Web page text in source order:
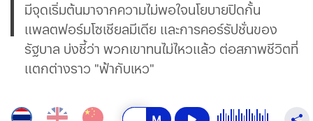
มีจุดเริ่มต้นมาจากความไม่พอใจนโยบายปิดกั้น
แพลตฟอร์มโซเชียลมีเดีย และการคอร์รัปชั่นของ
รัฐบาล บ่งชี้ว่า พวกเขาทนไม่ไหวแล้ว ต่อสภาพชีวิตที่
แตกต่างราว "ฟ้ากับเหว"